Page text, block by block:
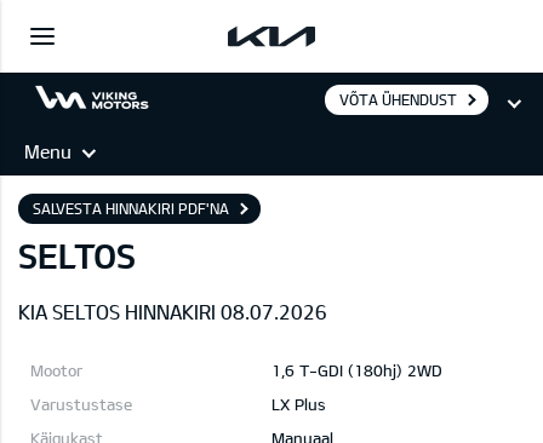
VÕTA ÜHENDUST
Menu
SALVESTA HINNAKIRI PDF'NA
SELTOS
KIA SELTOS HINNAKIRI 08.07.2026
1,6 T-GDI (180hj) 2WD
LX Plus
Manuaal